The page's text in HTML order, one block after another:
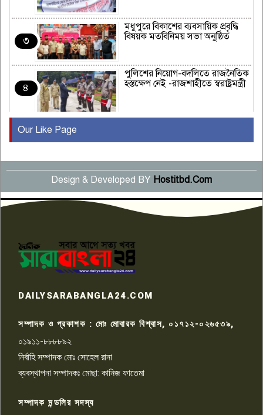
৩
মধুপুরে বিকাশের ব্যবসায়িক প্রবৃদ্ধি
বিষয়ক মতবিনিময় সভা অনুষ্ঠিত
৪
পুলিশের নিয়োগ-বদলিতে রাজনৈতিক
হস্তক্ষেপ নেই -রাজশাহীতে স্বরাষ্ট্রমন্ত্রী
৫
বছর পূর্তি উদযাপন
৬
সংবাদ সম্মেলনে অভিযোগ অস্বীকার
উদ্দেশ্য প্রণোদিত সংবাদ প্রকাশের
প্রতিবাদ নাজির হাসানের
৭
কেটে ঘরে ঢুকে স্কুল শিক্ষিকাকে হত্যা
টয়লেটের ট্যাংকি থেকে লাশ উদ্ধার
রাজশাহীতে সন্ত্রাসী হামলায় গুরুতর
৯
চাঁদাবাজি ও হয়রানির অভিযোগ
Our Like Page
Design & Developed BY Hostitbd.Com
DAILYSARABANGLA24.COM
সম্পাদক ও প্রকাশক : মোঃ মোবারক বিশ্বাস, ০১৭১২-০২৬৫৩৯,
০১৯১১-৮৮৮৮৯২
নির্বাহি সম্পাদক মোঃ সোহেল রানা
ব্যবস্থাপনা সম্পাদকঃ মোছা: কানিজ ফাতেমা
সম্পাদক মন্ডলির সদস্য